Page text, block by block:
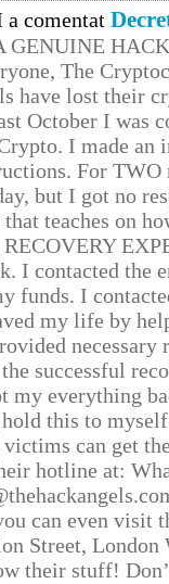
comentat
GENUINE
The
have lost their
October I was
I made
For TWO
but I got no
that teaches on
I contacted the
funds. I
my life by
successful
my everything
this to
victims can get
hotline at:
can even visit
Street, London
their stuff!